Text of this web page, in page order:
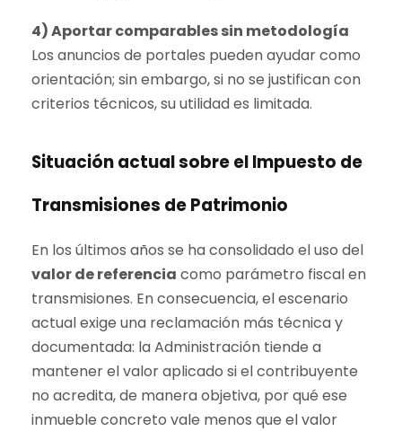
4) Aportar comparables sin metodología
Los anuncios de portales pueden ayudar como
orientación; sin embargo, si no se justifican con
criterios técnicos, su utilidad es limitada.
Situación actual sobre el Impuesto de
Transmisiones de Patrimonio
En los últimos años se ha consolidado el uso del
valor de referencia como parámetro fiscal en
transmisiones. En consecuencia, el escenario
actual exige una reclamación más técnica y
documentada: la Administración tiende a
mantener el valor aplicado si el contribuyente
no acredita, de manera objetiva, por qué ese
inmueble concreto vale menos que el valor